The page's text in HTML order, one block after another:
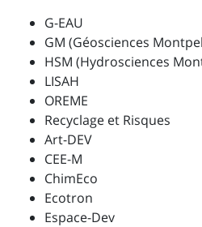
G-EAU
GM (Géosciences
HSM (Hydrosciences
LISAH
OREME
Recyclage et Risques
Art-DEV
CEE-M
ChimEco
Ecotron
Espace-Dev